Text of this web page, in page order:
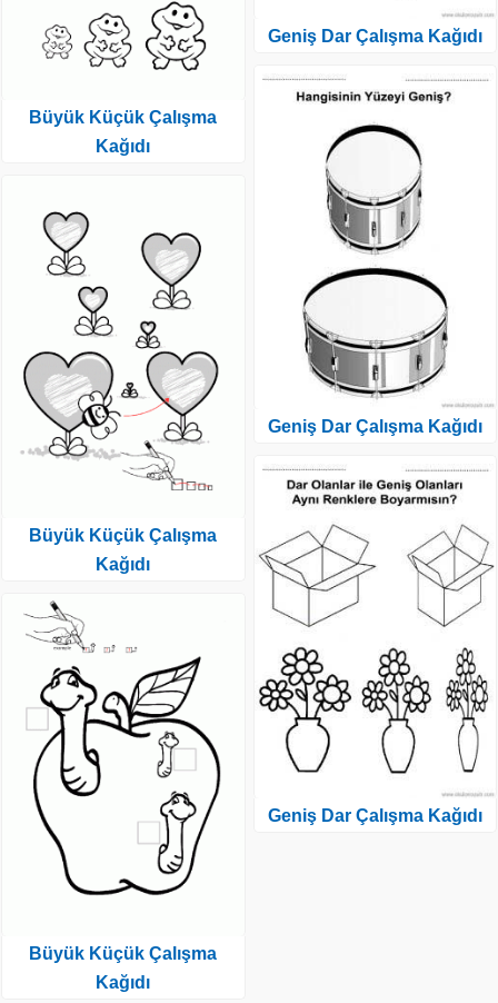
Büyük Küçük Çalışma
Kağıdı
Büyük Küçük Çalışma
Kağıdı
Büyük Küçük Çalışma
Kağıdı
Geniş Dar Çalışma Kağıdı
Geniş Dar Çalışma Kağıdı
Geniş Dar Çalışma Kağıdı